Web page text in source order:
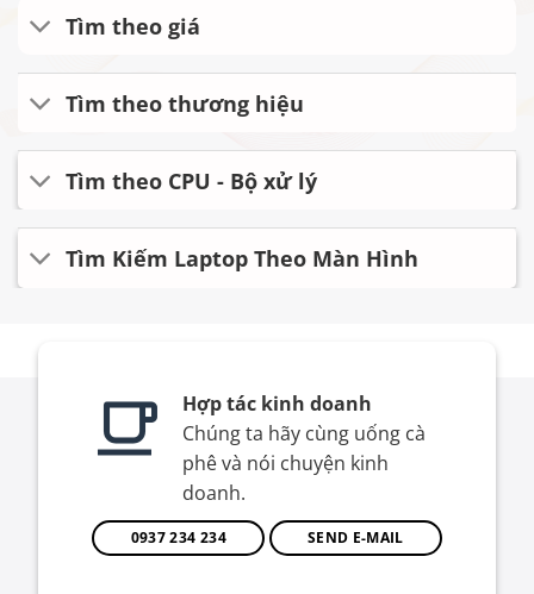
Tìm theo giá
Tìm theo thương hiệu
Tìm theo CPU - Bộ xử lý
Tìm Kiếm Laptop Theo Màn Hình
Hợp tác kinh doanh
Chúng ta hãy cùng uống cà
phê và nói chuyện kinh
doanh.
0937 234 234 SEND E-MAIL